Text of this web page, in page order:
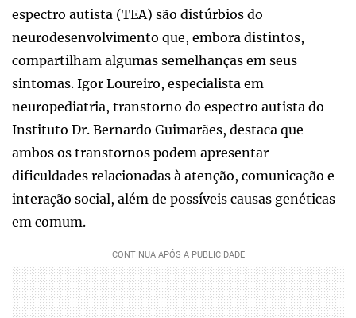
espectro autista (TEA) são distúrbios do
neurodesenvolvimento que, embora distintos,
compartilham algumas semelhanças em seus
sintomas. Igor Loureiro, especialista em
neuropediatria, transtorno do espectro autista do
Instituto Dr. Bernardo Guimarães, destaca que
ambos os transtornos podem apresentar
dificuldades relacionadas à atenção, comunicação e
interação social, além de possíveis causas genéticas
em comum.